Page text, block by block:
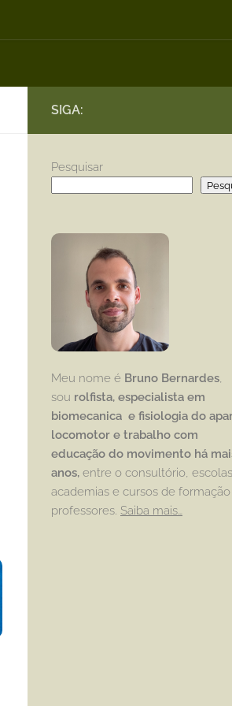
SIGA:
Pesquisar
Meu nome é Bruno Bernardes,
sou rolfista, especialista em
biomecanica e fisiologia do
locomotor e trabalho com
educação do movimento há
anos, entre o consultório,
academias e cursos de formação
professores. Saiba mais…